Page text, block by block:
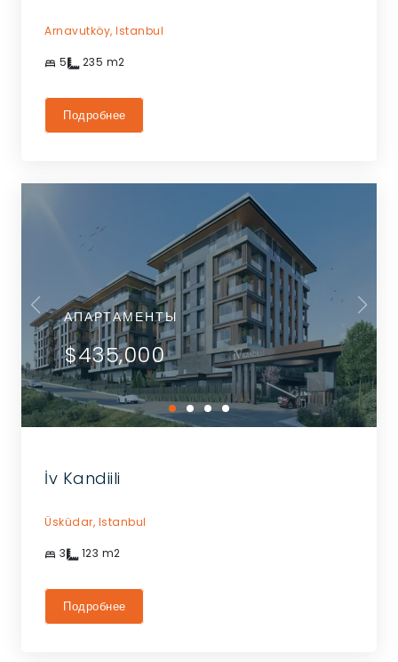
Arnavutköy, Istanbul
5 235 m2
Подробнее
АПАРТАМЕНТЫ
$435,000
İv Kandiili
Üsküdar, Istanbul
3 123 m2
Подробнее